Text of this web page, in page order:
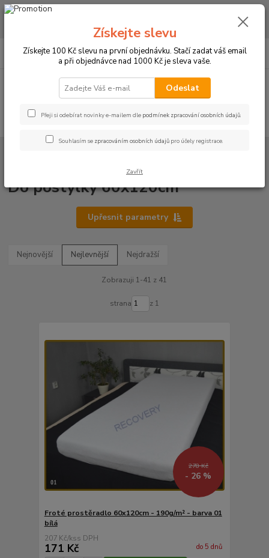
CHCETE NAKOUPIT VĚTŠÍ MNOŽSTVÍ NAŠICH PRODUKTŮ ZA LEPŠÍ
CZK
Hledat
+420 773 794 023
Pondělí-pátek 9-16 hodin
0
Do postýlky 60x120cm
Upřesnit parametry
Nejnovější Nejlevnější Nejdražší
Zobrazuji 1-41 z 41
strana z 1
278 Kč
- 26 %
Froté prostěradlo 60x120cm - 190g/m² - barva 01
bílá
207 Kč/ks
171 Kč do 5 dnů
Získejte slevu
Získejte 100 Kč slevu na první objednávku. Stačí zadat váš email
a při objednávce nad 1000 Kč je sleva vaše.
Odeslat
Přeji si odebírat novinky e-mailem dle podmínek zpracování osobních údajů.
Souhlasím se zpracováním osobních údajů pro účely registrace.
Zavřít